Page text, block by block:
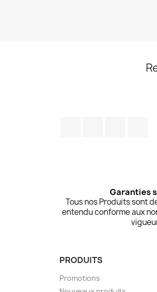
Garanties
Tous nos Produits sont
entendu conforme aux
PRODUITS
Promotions